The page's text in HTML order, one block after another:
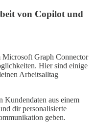
von Copilot und
Graph Connector
Hier sind einige
Arbeitsalltag
Kundendaten aus einem
dir personalisierte
geben.